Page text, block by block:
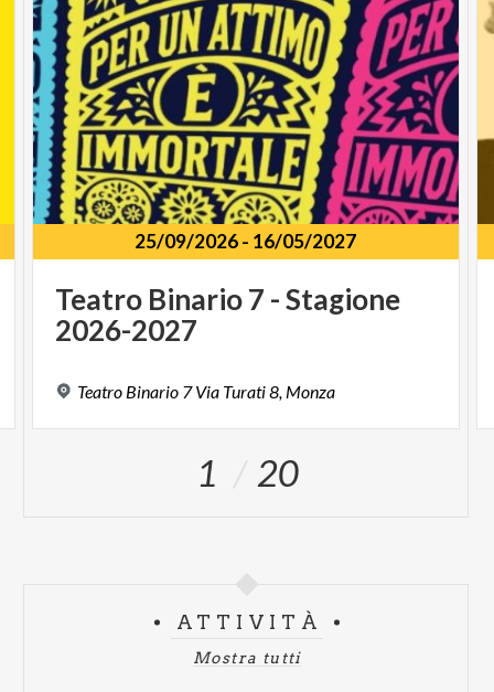
25/09/2026- 16/05/2027
Teatro Binario7 -Stagione
2026-2027
Teatro Binario 7 Via Turati8, Monza
1 20
ATTIVITÀ
Mostra tutti